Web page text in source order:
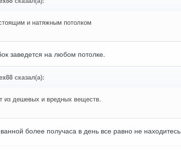
и натяжным потолком
заведется на любом потолке.
сказал(а):
из дешевых и вредных веществ.
более получаса в день все равно не находитесь